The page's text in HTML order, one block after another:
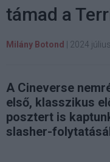
támad a
Milány Botond 2024
A Cineverse
első, klasszikus
posztert is
slasher-